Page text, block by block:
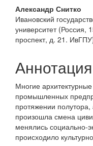
Основное
статьи
Александр Снитко
Ивановский
университет (Россия,
проспект, д. 21.
Аннотация
Многие
промышленных
протяжении полутора,
произошла смена
менялись социально-
происходило